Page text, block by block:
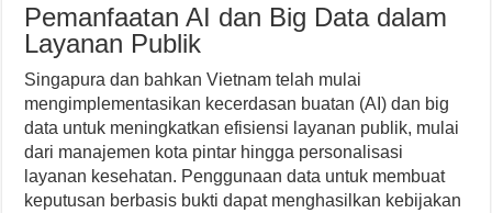
Pemanfaatan AI dan Big Data dalam
Layanan Publik
Singapura dan bahkan Vietnam telah mulai
mengimplementasikan kecerdasan buatan (AI) dan big
data untuk meningkatkan efisiensi layanan publik, mulai
dari manajemen kota pintar hingga personalisasi
layanan kesehatan. Penggunaan data untuk membuat
keputusan berbasis bukti dapat menghasilkan kebijakan